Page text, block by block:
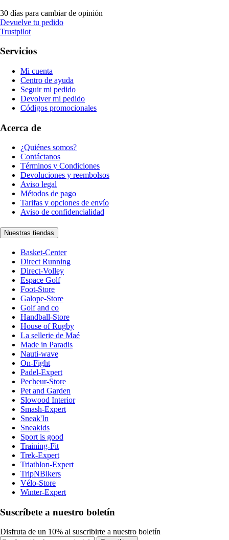
30 días para cambiar de opinión
Devuelve tu pedido
Trustpilot
Servicios
Mi cuenta
Centro de ayuda
Seguir mi pedido
Devolver mi pedido
Códigos promocionales
Acerca de
¿Quiénes somos?
Contáctanos
Términos y Condiciones
Devoluciones y reembolsos
Aviso legal
Métodos de pago
Tarifas y opciones de envío
Aviso de confidencialidad
Nuestras tiendas
Basket-Center
Direct Running
Direct-Volley
Espace Golf
Foot-Store
Galope-Store
Golf and co
Handball-Store
House of Rugby
La sellerie de Maé
Made in Paradis
Nauti-wave
On-Fight
Padel-Expert
Pecheur-Store
Pet and Garden
Slowood Interior
Smash-Expert
Sneak'In
Sneakids
Sport is good
Training-Fit
Trek-Expert
Triathlon-Expert
TripNBikers
Vélo-Store
Winter-Expert
Suscríbete a nuestro boletín
Disfruta de un 10% al suscribirte a nuestro boletín